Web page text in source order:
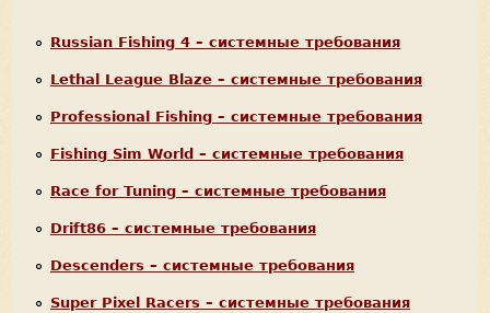
Russian Fishing 4 – системные требования
Lethal League Blaze – системные требования
Professional Fishing – системные требования
Fishing Sim World – системные требования
Race for Tuning – системные требования
Drift86 – системные требования
Descenders – системные требования
Super Pixel Racers – системные требования